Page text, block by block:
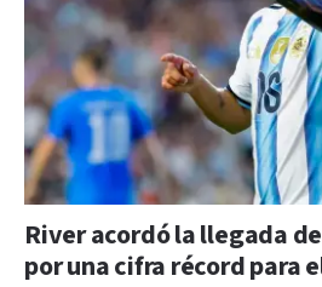
River acordó la llegada
por una cifra récord para